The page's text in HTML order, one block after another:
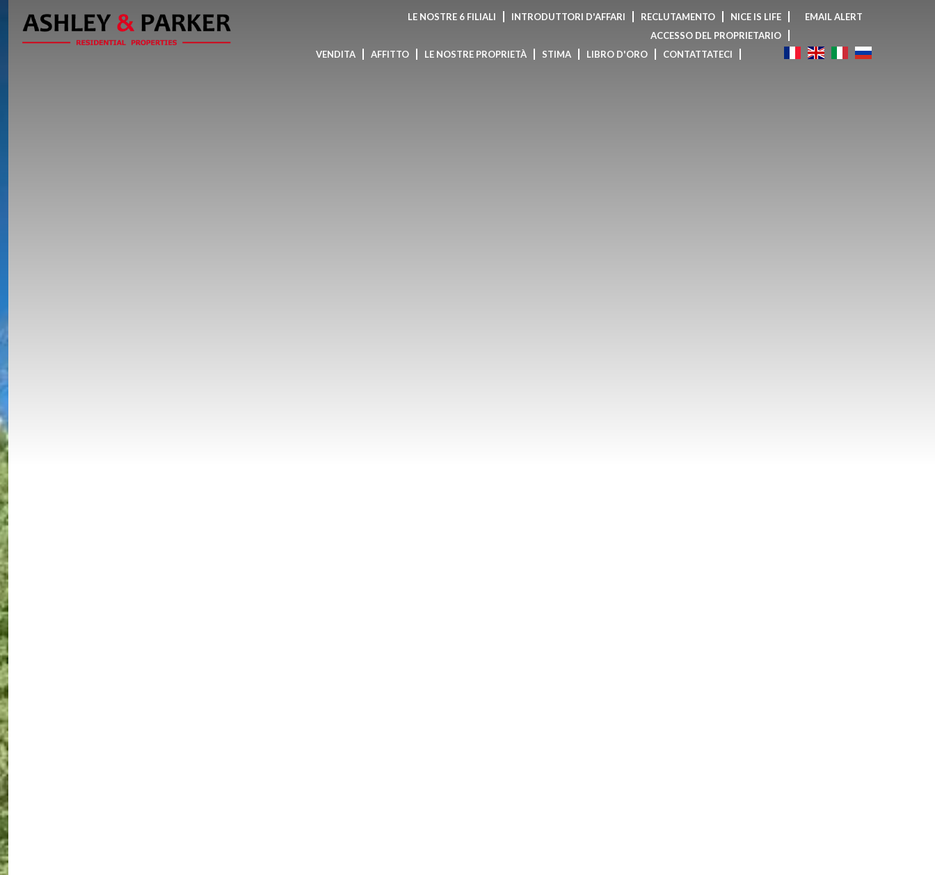
LE NOSTRE 6 FILIALI INTRODUTTORI D'AFFARI RECLUTAMENTO
NICE IS LIFE
ACCESSO DEL PROPRIETARIO
EMAIL ALERT
VENDITA AFFITTO LE NOSTRE PROPRIETÀ STIMA LIBRO D'ORO CONTATTATECI